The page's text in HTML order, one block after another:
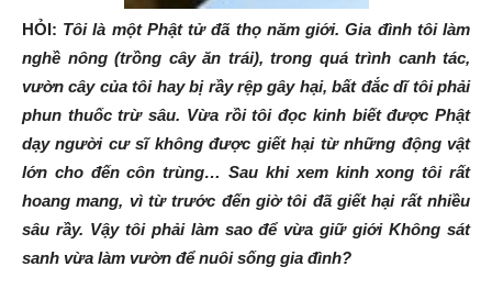
HỎI: Tôi là một Phật tử đã thọ năm giới. Gia đình tôi làm
nghề nông (trồng cây ăn trái), trong quá trình canh tác,
vườn cây của tôi hay bị rầy rệp gây hại, bất đắc dĩ tôi phải
phun thuốc trừ sâu. Vừa rồi tôi đọc kinh biết được Phật
dạy người cư sĩ không được giết hại từ những động vật
lớn cho đến côn trùng… Sau khi xem kinh xong tôi rất
hoang mang, vì từ trước đến giờ tôi đã giết hại rất nhiều
sâu rầy. Vậy tôi phải làm sao để vừa giữ giới Không sát
sanh vừa làm vườn để nuôi sống gia đình?